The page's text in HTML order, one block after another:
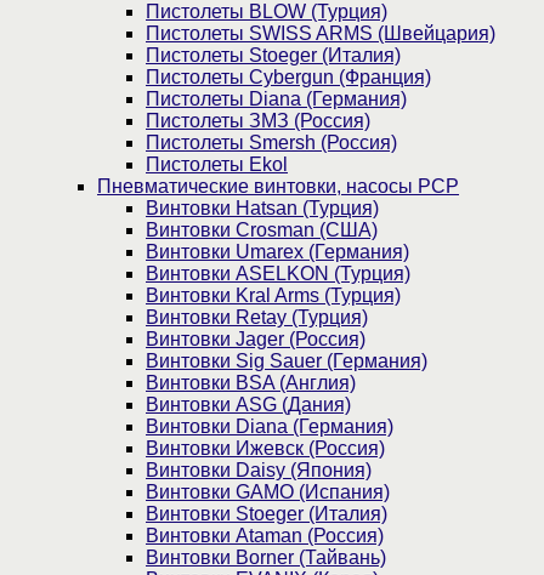
Пистолеты BLOW (Турция)
Пистолеты SWISS ARMS (Швейцария)
Пистолеты Stoeger (Италия)
Пистолеты Cybergun (Франция)
Пистолеты Diana (Германия)
Пистолеты ЗМЗ (Россия)
Пистолеты Smersh (Россия)
Пистолеты Ekol
Пневматические винтовки, насосы PCP
Винтовки Hatsan (Турция)
Винтовки Crosman (США)
Винтовки Umarex (Германия)
Винтовки ASELKON (Турция)
Винтовки Kral Arms (Турция)
Винтовки Retay (Турция)
Винтовки Jager (Россия)
Винтовки Sig Sauer (Германия)
Винтовки BSA (Англия)
Винтовки ASG (Дания)
Винтовки Diana (Германия)
Винтовки Ижевск (Россия)
Винтовки Daisy (Япония)
Винтовки GAMO (Испания)
Винтовки Stoeger (Италия)
Винтовки Ataman (Россия)
Винтовки Borner (Тайвань)